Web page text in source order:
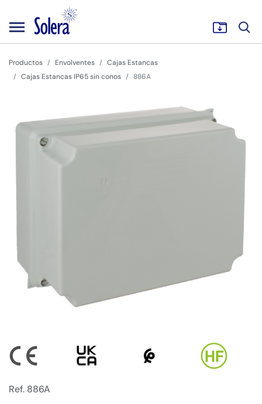
Productos Envolventes
Cajas Estancas
Cajas Estancas IP65 sin conos
886A
Ref. 886A